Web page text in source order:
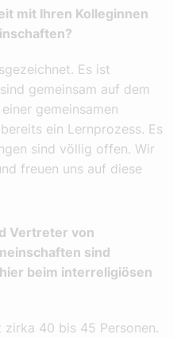
mit Ihren Kolleginnen
Es ist
gemeinsam auf dem
gemeinsamen
ein Lernprozess. Es
sind völlig offen. Wir
freuen uns auf diese
Vertreter von
sind
beim interreligiösen
zirka 40 bis 45 Personen.